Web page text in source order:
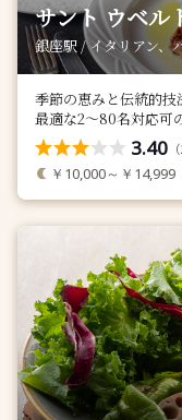
サント ウベル
銀座駅 / イタリアン、
季節の恵みと伝統的技
最適な2～80名対応可
3.40 （
￥10,000～￥14,999